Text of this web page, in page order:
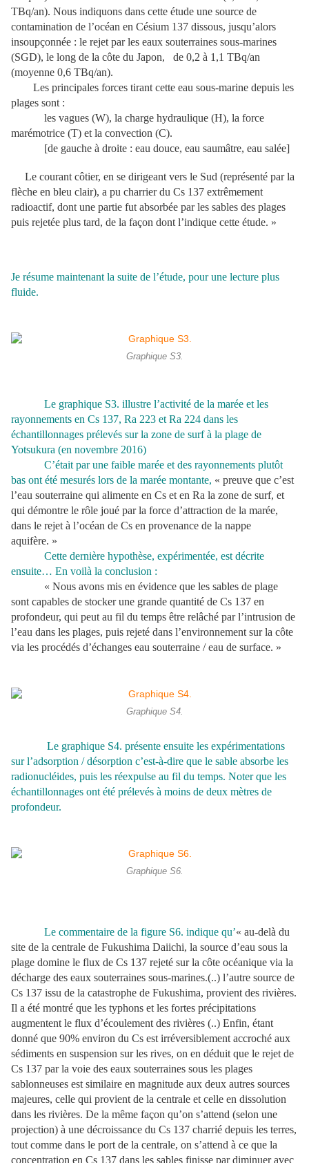
TBq/an). Nous indiquons dans cette étude une source de
contamination de l’océan en Césium 137 dissous, jusqu’alors
insoupçonnée : le rejet par les eaux souterraines sous-marines
(SGD), le long de la côte du Japon, de 0,2 à 1,1 TBq/an
(moyenne 0,6 TBq/an).
Les principales forces tirant cette eau sous-marine depuis les
plages sont :
les vagues (W), la charge hydraulique (H), la force
marémotrice (T) et la convection (C).
[de gauche à droite : eau douce, eau saumâtre, eau salée]
Le courant côtier, en se dirigeant vers le Sud (représenté par la
flèche en bleu clair), a pu charrier du Cs 137 extrêmement
radioactif, dont une partie fut absorbée par les sables des plages
puis rejetée plus tard, de la façon dont l’indique cette étude. »
Je résume maintenant la suite de l’étude, pour une lecture plus
fluide.
Graphique S3.
Le graphique S3. illustre l’activité de la marée et les
rayonnements en Cs 137, Ra 223 et Ra 224 dans les
échantillonnages prélevés sur la zone de surf à la plage de
Yotsukura (en novembre 2016)
C’était par une faible marée et des rayonnements plutôt
bas ont été mesurés lors de la marée montante, « preuve que c’est
l’eau souterraine qui alimente en Cs et en Ra la zone de surf, et
qui démontre le rôle joué par la force d’attraction de la marée,
dans le rejet à l’océan de Cs en provenance de la nappe
aquifère. »
Cette dernière hypothèse, expérimentée, est décrite
ensuite… En voilà la conclusion :
« Nous avons mis en évidence que les sables de plage
sont capables de stocker une grande quantité de Cs 137 en
profondeur, qui peut au fil du temps être relâché par l’intrusion de
l’eau dans les plages, puis rejeté dans l’environnement sur la côte
via les procédés d’échanges eau souterraine / eau de surface. »
Graphique S4.
Le graphique S4. présente ensuite les expérimentations
sur l’adsorption / désorption c’est-à-dire que le sable absorbe les
radionucléides, puis les réexpulse au fil du temps. Noter que les
échantillonnages ont été prélevés à moins de deux mètres de
profondeur.
Graphique S6.
Le commentaire de la figure S6. indique qu’« au-delà du
site de la centrale de Fukushima Daiichi, la source d’eau sous la
plage domine le flux de Cs 137 rejeté sur la côte océanique via la
décharge des eaux souterraines sous-marines.(..) l’autre source de
Cs 137 issu de la catastrophe de Fukushima, provient des rivières.
Il a été montré que les typhons et les fortes précipitations
augmentent le flux d’écoulement des rivières (..) Enfin, étant
donné que 90% environ du Cs est irréversiblement accroché aux
sédiments en suspension sur les rives, on en déduit que le rejet de
Cs 137 par la voie des eaux souterraines sous les plages
sablonneuses est similaire en magnitude aux deux autres sources
majeures, celle qui provient de la centrale et celle en dissolution
dans les rivières. De la même façon qu’on s’attend (selon une
projection) à une décroissance du Cs 137 charrié depuis les terres,
tout comme dans le port de la centrale, on s’attend à ce que la
concentration en Cs 137 dans les sables finisse par diminuer avec